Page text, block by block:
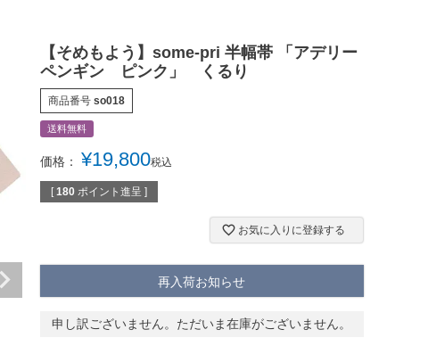
【そめもよう】some-pri 半幅帯 「アデリー
ペンギン ピンク」 くるり
商品番号 so018
送料無料
価格： ¥19,800税込
[ 180 ポイント進呈 ]
お気に入りに登録する
再入荷お知らせ
申し訳ございません。ただいま在庫がございません。